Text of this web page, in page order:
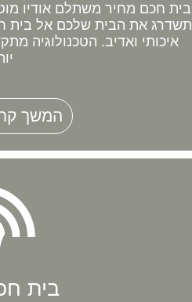
בית חכם מחיר משתלם אודיו
תשדרג את הבית שלכם אל בית
איכותי ואדיב. הטכנולוגיה
המשך
בית